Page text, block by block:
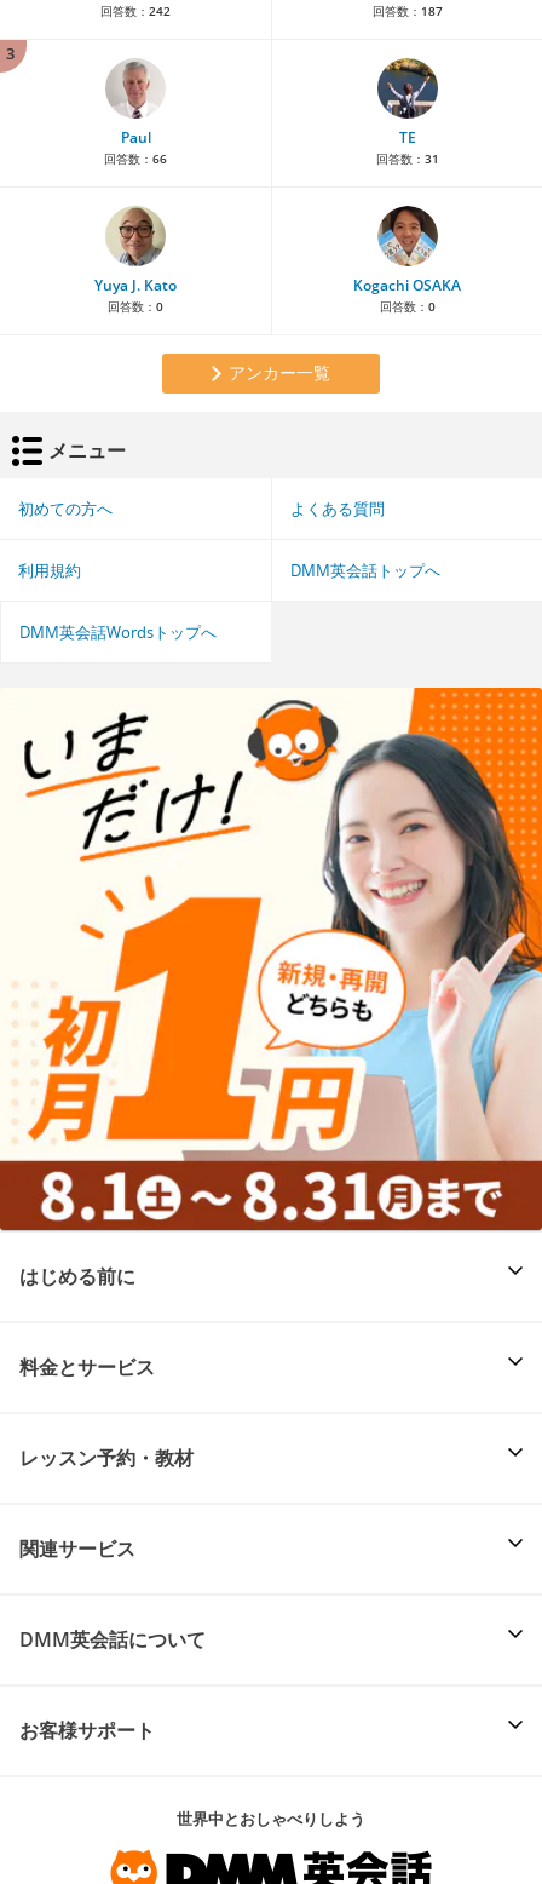
回答数： 242 回答数： 187
3
Paul
回答数： 66
TE
回答数： 31
Yuya J. Kato
回答数： 0
Kogachi OSAKA
回答数： 0
アンカー一覧
メニュー
初めての方へ よくある質問
利用規約 DMM英会話トップへ
DMM英会話Wordsトップへ
はじめる前に
料金とサービス
レッスン予約・教材
関連サービス
DMM英会話について
お客様サポート
世界中とおしゃべりしよう